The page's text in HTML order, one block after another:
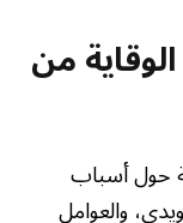
من
حول أسباب
والعوامل